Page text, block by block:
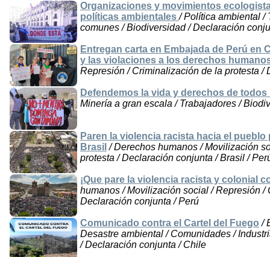
Organizaciones y movimientos
políticas ambientales/ Política ambiental /
comunes / Biodiversidad / Declaración
Entregan carta en Embajada de Perú en
y las violaciones a los derechos
Represión / Criminalización de la protesta /
Defendemos la vida y derechos de todos
Minería a gran escala / Trabajadores /
Paren la violencia racista hacia el
Brasil / Derechos humanos / Movilización
protesta / Declaración conjunta / Brasil /
¡Que pare la violencia racista y colonial
humanos / Movilización social / Represión
Declaración conjunta / Perú
Comunicado contra el Cartel del Fuego /
Desastre ambiental / Comunidades /
/ Declaración conjunta / Chile